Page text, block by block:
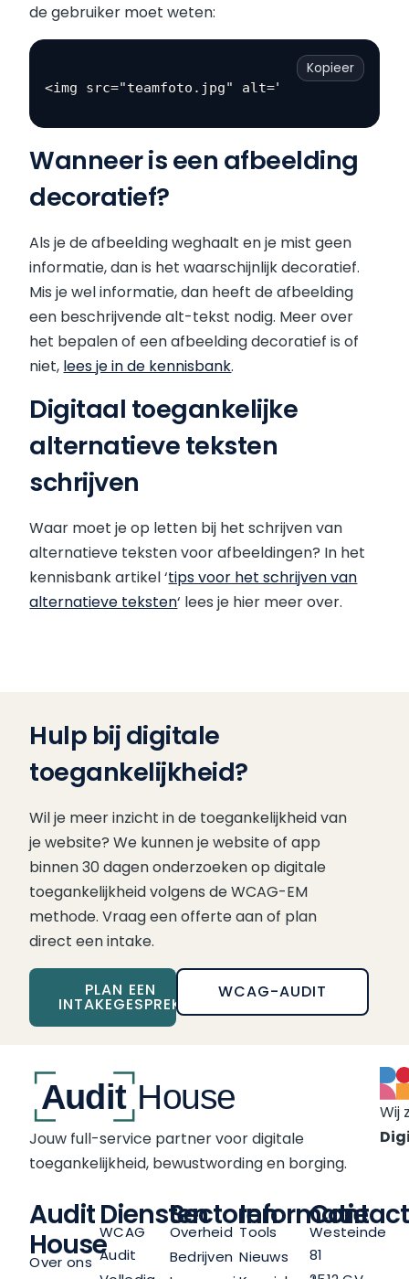
de gebruiker moet weten:
Kopieer
Wanneer is een afbeelding
decoratief?
Als je de afbeelding weghaalt en je mist geen
informatie, dan is het waarschijnlijk decoratief.
Mis je wel informatie, dan heeft de afbeelding
een beschrijvende alt-tekst nodig. Meer over
het bepalen of een afbeelding decoratief is of
niet, lees je in de kennisbank.
Digitaal toegankelijke
alternatieve teksten
schrijven
Waar moet je op letten bij het schrijven van
alternatieve teksten voor afbeeldingen? In het
kennisbank artikel ‘tips voor het schrijven van
alternatieve teksten‘ lees je hier meer over.
Hulp bij digitale
toegankelijkheid?
Wil je meer inzicht in de toegankelijkheid van
je website? We kunnen je website of app
binnen 30 dagen onderzoeken op digitale
toegankelijkheid volgens de WCAG-EM
methode. Vraag een offerte aan of plan
direct een intake.
PLAN EEN
INTAKEGESPREK
WCAG-AUDIT
Jouw full-service partner voor digitale
toegankelijkheid, bewustwording en borging.
Wij
Audit
House
Over ons
Diensten
WCAG
Audit
Sectoren
Overheid
Bedrijven
Informatie
Tools
Nieuws
Contact
Westeinde
81